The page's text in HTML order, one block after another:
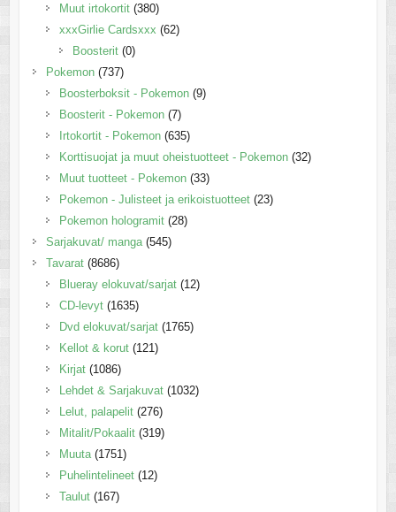
Muut irtokortit (380)
xxxGirlie Cardsxxx (62)
Boosterit (0)
Pokemon (737)
Boosterboksit - Pokemon (9)
Boosterit - Pokemon (7)
Irtokortit - Pokemon (635)
Korttisuojat ja muut oheistuotteet - Pokemon (32)
Muut tuotteet - Pokemon (33)
Pokemon - Julisteet ja erikoistuotteet (23)
Pokemon hologramit (28)
Sarjakuvat/ manga (545)
Tavarat (8686)
Blueray elokuvat/sarjat (12)
CD-levyt (1635)
Dvd elokuvat/sarjat (1765)
Kellot & korut (121)
Kirjat (1086)
Lehdet & Sarjakuvat (1032)
Lelut, palapelit (276)
Mitalit/Pokaalit (319)
Muuta (1751)
Puhelintelineet (12)
Taulut (167)